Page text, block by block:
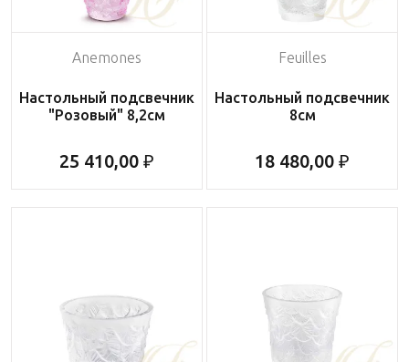
Anemones
Настольный подсвечник
"Розовый" 8,2см
25 410,00 ₽
Feuilles
Настольный подсвечник
8см
18 480,00 ₽